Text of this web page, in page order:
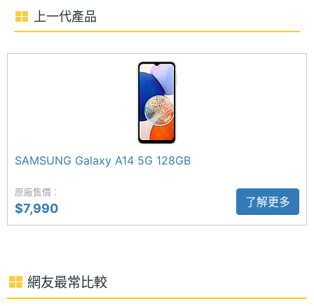
鏡頭 + 200 萬畫素微距鏡頭，不僅能輕易捕捉每個精
彩瞬間，包括日常記錄壯麗風景，也能運用超廣角拍
攝大合照。前置 1,300 萬畫素鏡頭，支援人像模式、
美肌模式，提供臉部辨識解鎖。
◎ 5G + 5G 雙卡雙待
◎ Android 14 作業系統、One UI 6.0 操作介面
ROM儲
128 GB
量
顯示螢幕
尺寸
上一代產品
SAMSUNG Galaxy A14 5G 128GB
原廠售價：
$7,990 了解更多
網友最常比較